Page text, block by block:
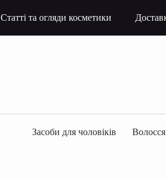
Статті та огляди косметики
Засоби для чоловіків Волосся